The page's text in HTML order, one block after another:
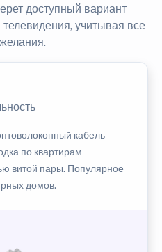
доступный вариант
учитывая все
кабель
по квартирам
витой пары. Популярное
домов.